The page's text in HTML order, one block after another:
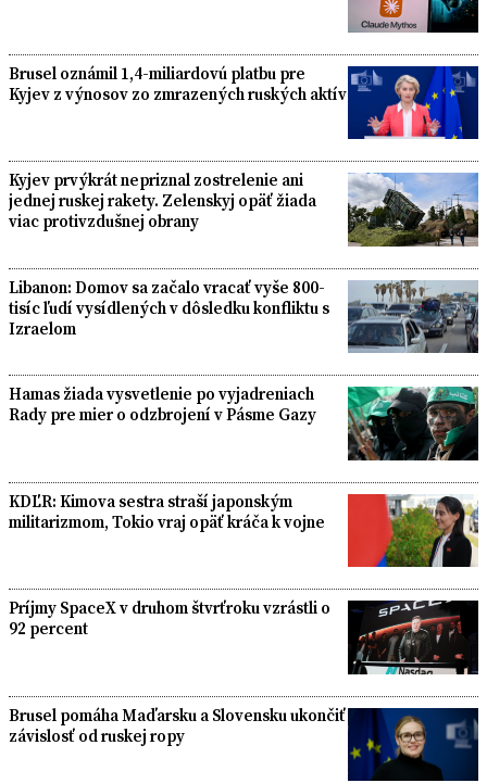
Brusel oznámil 1,4-miliardovú platbu pre
Kyjev z výnosov zo zmrazených ruských aktív
Kyjev prvýkrát nepriznal zostrelenie ani
jednej ruskej rakety. Zelenskyj opäť žiada
viac protivzdušnej obrany
Libanon: Domov sa začalo vracať vyše 800-
tisíc ľudí vysídlených v dôsledku konfliktu s
Izraelom
Hamas žiada vysvetlenie po vyjadreniach
Rady pre mier o odzbrojení v Pásme Gazy
KDĽR: Kimova sestra straší japonským
militarizmom, Tokio vraj opäť kráča k vojne
Príjmy SpaceX v druhom štvrťroku vzrástli o
92 percent
Brusel pomáha Maďarsku a Slovensku ukončiť
závislosť od ruskej ropy